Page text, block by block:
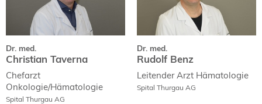
Dr. med.
Christian Taverna
Chefarzt
Onkologie/Hämatologie
Spital Thurgau AG
Dr. med.
Rudolf Benz
Leitender Arzt Hämatologie
Spital Thurgau AG